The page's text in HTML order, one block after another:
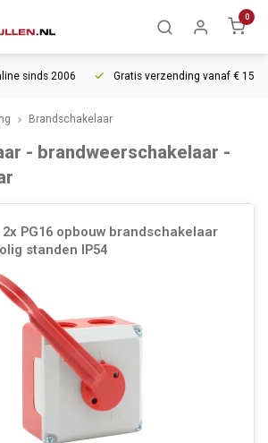
0
sinds 2006 Gratis verzending vanaf € 150
Brandschakelaar
- brandweerschakelaar -
2x PG16 opbouw brandschakelaar
standen IP54